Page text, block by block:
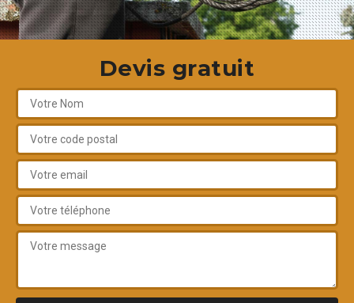
Devis gratuit